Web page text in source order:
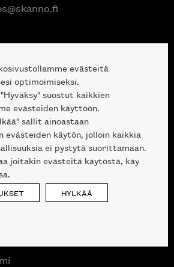
evästeitä
optimoimiseksi.
suostut kaikkien
evästeiden käyttöön.
sallit ainoastaan
käytön, jolloin kaikkia
ei pystytä suorittamaan.
joitakin evästeitä käytöstä, käy
HYLKÄÄ